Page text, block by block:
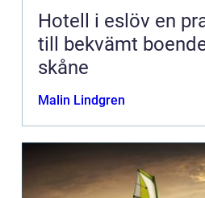
Hotell i eslöv en praktisk guide
till bekvämt
skåne
Malin Lindgren